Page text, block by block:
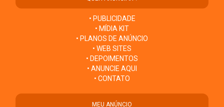
• PUBLICIDADE
• MÍDIA KIT
• PLANOS DE ANÚNCIO
• WEB SITES
• DEPOIMENTOS
• ANUNCIE AQUI
• CONTATO
MEU ANÚNCIO